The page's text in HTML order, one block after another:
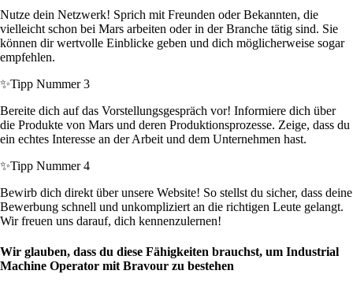
Nutze dein Netzwerk! Sprich mit Freunden oder Bekannten, die
vielleicht schon bei Mars arbeiten oder in der Branche tätig sind. Sie
können dir wertvolle Einblicke geben und dich möglicherweise sogar
empfehlen.
✨Tipp Nummer 3
Bereite dich auf das Vorstellungsgespräch vor! Informiere dich über
die Produkte von Mars und deren Produktionsprozesse. Zeige, dass du
ein echtes Interesse an der Arbeit und dem Unternehmen hast.
✨Tipp Nummer 4
Bewirb dich direkt über unsere Website! So stellst du sicher, dass deine
Bewerbung schnell und unkompliziert an die richtigen Leute gelangt.
Wir freuen uns darauf, dich kennenzulernen!
Wir glauben, dass du diese Fähigkeiten brauchst, um Industrial
Machine Operator mit Bravour zu bestehen